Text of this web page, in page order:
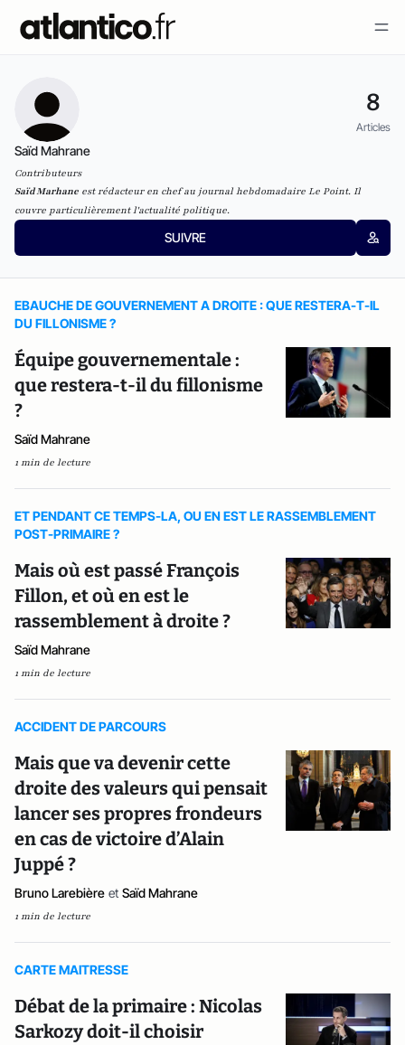
8
Articles
Saïd Mahrane
Contributeurs
Saïd Marhane est rédacteur en chef au journal hebdomadaire Le Point. Il
couvre particulièrement l'actualité politique.
SUIVRE
EBAUCHE DE GOUVERNEMENT A DROITE : QUE RESTERA-T-IL
DU FILLONISME ?
Équipe gouvernementale :
que restera-t-il du fillonisme
?
Saïd Mahrane
1 min de lecture
ET PENDANT CE TEMPS-LA, OU EN EST LE RASSEMBLEMENT
POST-PRIMAIRE ?
Mais où est passé François
Fillon, et où en est le
rassemblement à droite ?
Saïd Mahrane
1 min de lecture
ACCIDENT DE PARCOURS
Mais que va devenir cette
droite des valeurs qui pensait
lancer ses propres frondeurs
en cas de victoire d’Alain
Juppé ?
Bruno Larebière et Saïd Mahrane
1 min de lecture
CARTE MAITRESSE
Débat de la primaire : Nicolas
Sarkozy doit-il choisir